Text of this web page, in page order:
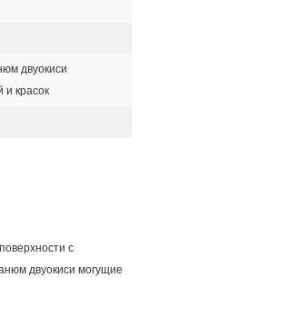
двуокиси
и красок
с
двуокиси могущие